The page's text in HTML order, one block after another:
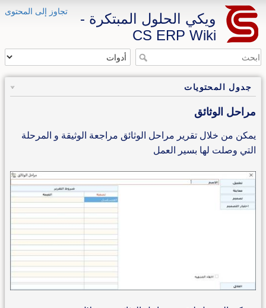
تجاوز إلى المحتوى
ويكي الحلول المبتكرة -
CS ERP Wiki
جدول المحتويات
مراحل الوثائق
يمكن من خلال تقرير مراحل الوثائق مراجعة الوثيقة و المرحلة
التي وصلت لها بسير العمل